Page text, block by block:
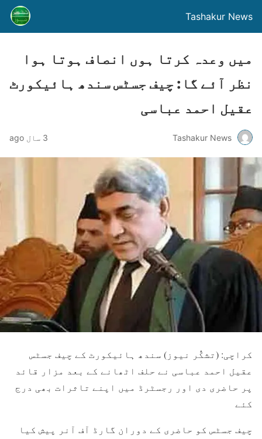
Tashakur News
میں وعدہ کرتا ہوں انصاف ہوتا ہوا
نظر آئے گا: چیف جسٹس سندھ ہائیکورٹ
عقیل احمد عباسی
Tashakur News 3 سال ago
کراچی: (تشکُّر نیوز) سندھ ہائیکورٹ کے چیف جسٹس
عقیل احمد عباسی نے حلف اٹھانے کے بعد مزار قائد
پر حاضری دی اور رجسٹرڈ میں اپنے تاثرات بھی درج
کئے
چیف جسٹس کو حاضری کے دوران گارڈ آف آنر پیش کیا